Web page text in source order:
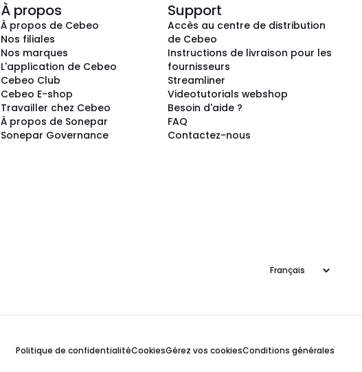
À propos
À propos de Cebeo
Nos filiales
Nos marques
L'application de Cebeo
Cebeo Club
Cebeo E-shop
Travailler chez Cebeo
À propos de Sonepar
Sonepar Governance
Support
Accès au centre de distribution
de Cebeo
Instructions de livraison pour les
fournisseurs
Streamliner
Videotutorials webshop
Besoin d'aide ?
FAQ
Contactez-nous
Langage
Politique de confidentialitéCookiesGérez vos cookiesConditions générales